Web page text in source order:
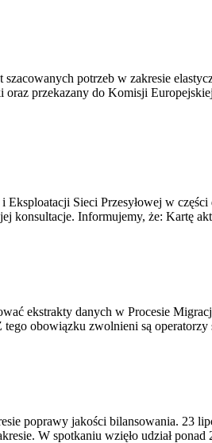
potrzeb w zakresie
przekazany do Komisji
Sieci Przesyłowej w
Informujemy, że: Kartę
ekstrakty danych w Procesie
obowiązku zwolnieni są
poprawy jakości bilansowania. 23
W spotkaniu wzięło udział